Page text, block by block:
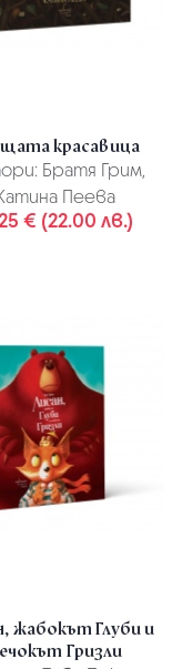
красавица
Братя Грим,
Пеева
€ (22.00 лв.)
жабокът Глуби и
Гризли